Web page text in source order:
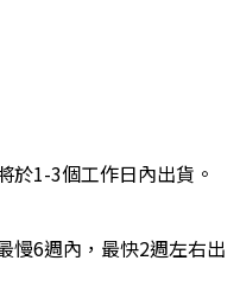
1-3個工作日內出貨。
6週內，最快2週左右出